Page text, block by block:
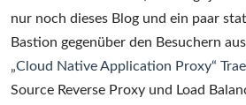
von
unerwünschten
Besuchern
mit
nur noch dieses Blog und ein paar
Bastion gegenüber den Besuchern
„Cloud Native Application Proxy“
Source Reverse Proxy und Load